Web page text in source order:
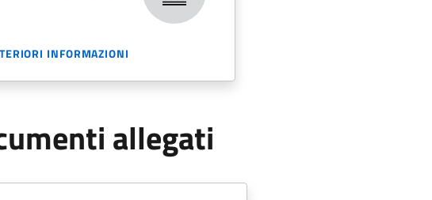
INFORMAZIONI
allegati